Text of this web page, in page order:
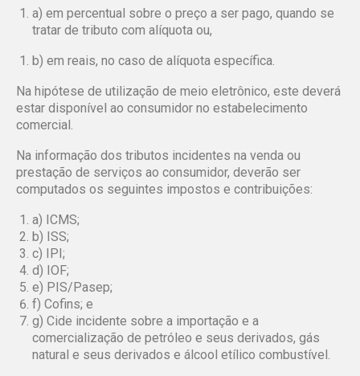
a) em percentual sobre o preço a ser pago, quando se
tratar de tributo com alíquota ou,
b) em reais, no caso de alíquota específica.
Na hipótese de utilização de meio eletrônico, este deverá
estar disponível ao consumidor no estabelecimento
comercial.
Na informação dos tributos incidentes na venda ou
prestação de serviços ao consumidor, deverão ser
computados os seguintes impostos e contribuições:
a) ICMS;
b) ISS;
c) IPI;
d) IOF;
e) PIS/Pasep;
f) Cofins; e
g) Cide incidente sobre a importação e a
comercialização de petróleo e seus derivados, gás
natural e seus derivados e álcool etílico combustível.